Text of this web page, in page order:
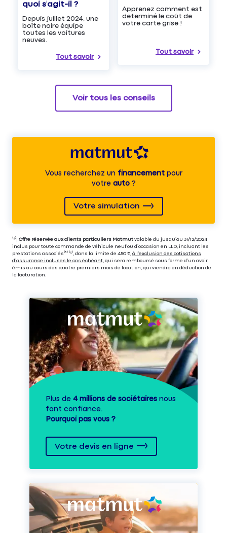
quoi s’agit-il ?
Depuis juillet 2024, une
boîte noire équipe
toutes les voitures
neuves.
Tout savoir
Apprenez comment est
determiné le coût de
votre carte grise !
Tout savoir
Voir tous les conseils
Vous recherchez unfinancementpour
votre auto?
Votre simulation
⁽⁴⁾| Offre réservée aux clients particuliers Matmut valable du jusqu’au 31/12/2024
inclus pour toute commande de véhicule neuf ou d’occasion en LLD, incluant les
prestations associés⁽³⁾ ⁽⁵⁾, dans la limite de 450 €, à l’exclusion des cotisations
d’assurance incluses le cas échéant, qui sera remboursé sous forme d’un avoir
émis au cours des quatre premiers mois de location, qui viendra en déduction de
la facturation.
Plus de 4 millions de sociétaires nous
font confiance.
Pourquoi pas vous ?
Votre devis en ligne